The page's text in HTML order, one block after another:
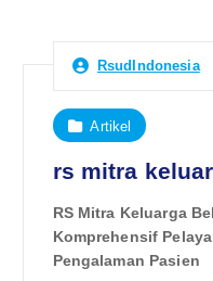
RsudIndonesia
Artikel
rs mitra
RS Mitra Keluarga
Komprehensif
Pengalaman Pasien